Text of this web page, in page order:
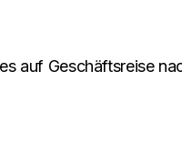
auf Geschäftsreise